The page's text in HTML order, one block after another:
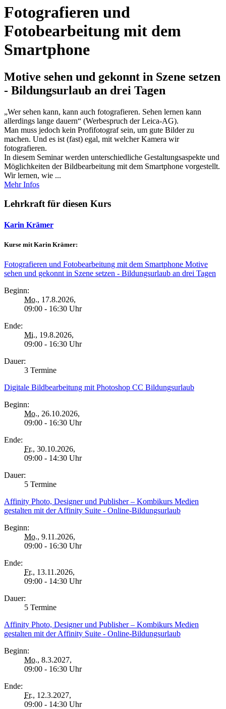
Fotografieren und
Fotobearbeitung mit dem
Smartphone
Motive sehen und gekonnt in Szene setzen
- Bildungsurlaub an drei Tagen
„Wer sehen kann, kann auch fotografieren. Sehen lernen kann
allerdings lange dauern“ (Werbespruch der Leica-AG).
Man muss jedoch kein Profifotograf sein, um gute Bilder zu
machen. Und es ist (fast) egal, mit welcher Kamera wir
fotografieren.
In diesem Seminar werden unterschiedliche Gestaltungsaspekte und
Möglichkeiten der Bildbearbeitung mit dem Smartphone vorgestellt.
Wir lernen, wie ...
Mehr Infos
Lehrkraft für diesen Kurs
Karin Krämer
Kurse mit Karin Krämer:
Fotografieren und Fotobearbeitung mit dem Smartphone Motive
sehen und gekonnt in Szene setzen - Bildungsurlaub an drei Tagen
Beginn:
Mo., 17.8.2026,
09:00 - 16:30 Uhr
Ende:
Mi., 19.8.2026,
09:00 - 16:30 Uhr
Dauer:
3 Termine
Digitale Bildbearbeitung mit Photoshop CC Bildungsurlaub
Beginn:
Mo., 26.10.2026,
09:00 - 16:30 Uhr
Ende:
Fr., 30.10.2026,
09:00 - 14:30 Uhr
Dauer:
5 Termine
Affinity Photo, Designer und Publisher – Kombikurs Medien
gestalten mit der Affinity Suite - Online-Bildungsurlaub
Beginn:
Mo., 9.11.2026,
09:00 - 16:30 Uhr
Ende:
Fr., 13.11.2026,
09:00 - 14:30 Uhr
Dauer:
5 Termine
Affinity Photo, Designer und Publisher – Kombikurs Medien
gestalten mit der Affinity Suite - Online-Bildungsurlaub
Beginn:
Mo., 8.3.2027,
09:00 - 16:30 Uhr
Ende:
Fr., 12.3.2027,
09:00 - 14:30 Uhr